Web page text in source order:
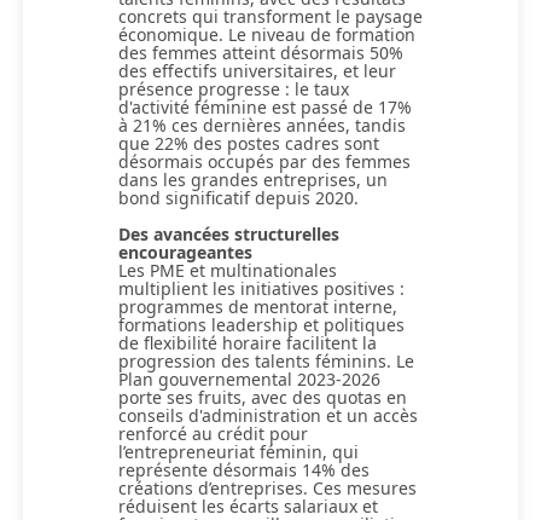
concrets qui transforment le paysage
économique. Le niveau de formation
des femmes atteint désormais 50%
des effectifs universitaires, et leur
présence progresse : le taux
d'activité féminine est passé de 17%
à 21% ces dernières années, tandis
que 22% des postes cadres sont
désormais occupés par des femmes
dans les grandes entreprises, un
bond significatif depuis 2020.
Des avancées structurelles
encourageantes
Les PME et multinationales
multiplient les initiatives positives :
programmes de mentorat interne,
formations leadership et politiques
de flexibilité horaire facilitent la
progression des talents féminins. Le
Plan gouvernemental 2023-2026
porte ses fruits, avec des quotas en
conseils d'administration et un accès
renforcé au crédit pour
l’entrepreneuriat féminin, qui
représente désormais 14% des
créations d’entreprises. Ces mesures
réduisent les écarts salariaux et